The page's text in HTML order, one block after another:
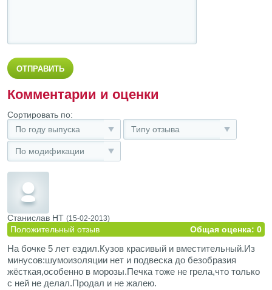
Комментарии и оценки
Сортировать по:
По году выпуска
Типу отзыва
По модификации
Cтанислав НТ (15-02-2013)
Положительный отзыв Общая оценка: 0
На бочке 5 лет ездил.Кузов красивый и вместительный.Из
минусов:шумоизоляции нет и подвеска до безобразия
жёсткая,особенно в морозы.Печка тоже не грела,что только
с ней не делал.Продал и не жалею.